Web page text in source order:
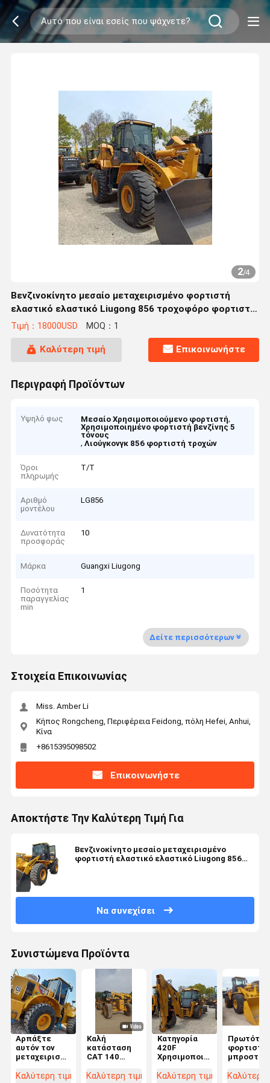
2/4
Βενζινοκίνητο μεσαίο μεταχειρισμένο φορτιστή
ελαστικό ελαστικό Liugong 856 τροχοφόρο φορτιστή
5 τόνων
Τιμή：18000USD MOQ：1
Καλύτερη τιμή Επικοινωνήστε
Περιγραφή Προϊόντων
Υψηλό φως Μεσαίο Χρησιμοποιούμενο φορτιστή,
Χρησιμοποιημένο φορτιστή βενζίνης 5
τόνους
,Λιούγκονγκ 856 φορτιστή τροχών
Όροι
πληρωμής
Τ/Τ
Αριθμό
μοντέλου
LG856
Δυνατότητα
προσφοράς
10
Μάρκα Guangxi Liugong
Ποσότητα
παραγγελίας
min
1
Δείτε περισσότερων
Στοιχεία Επικοινωνίας
Miss. Amber Li
Κήπος Rongcheng, Περιφέρεια Feidong, πόλη Hefei, Anhui,
Κίνα
+8615395098502
Επικοινωνήστε
Αποκτήστε Την Καλύτερη Τιμή Για
Βενζινοκίνητο μεσαίο μεταχειρισμένο
φορτιστή ελαστικό ελαστικό Liugong 856
Να συνεχίσει
Συνιστώμενα Προϊόντα
Αρπάξτε
αυτόν τον
μεταχειρισμένο
φορτωτή
Καλύτερη τιμή
Καλή
κατάσταση
CAT 140
Κατασκευαστικές
Καλύτερη τιμή
Κατηγορία
420F
Χρησιμοποιούμενος
υδραυλικού
Καλύτερη τιμή
φορτιστή
950H
Καλύτερη